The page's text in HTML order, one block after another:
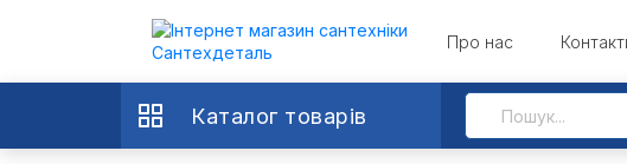
Про нас
Каталог товарів